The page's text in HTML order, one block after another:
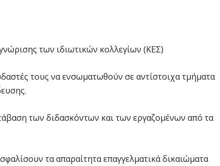
των ιδιωτικών κολλεγίων (ΚΕΣ)
τους να ενσωματωθούν σε αντίστοιχα τμήματα
των διδασκόντων και των εργαζομένων από τα
τα απαραίτητα επαγγελματικά δικαιώματα